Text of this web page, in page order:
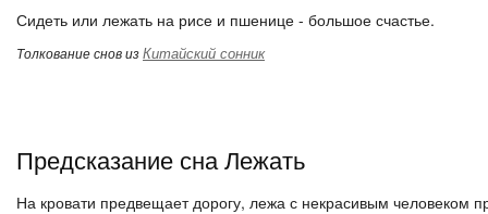
Сидеть или лежать на рисе и пшенице - большое счастье.
Толкование снов изКитайский сонник
Предсказание сна Лежать
На кровати предвещает дорогу, лежа с некрасивым человеком